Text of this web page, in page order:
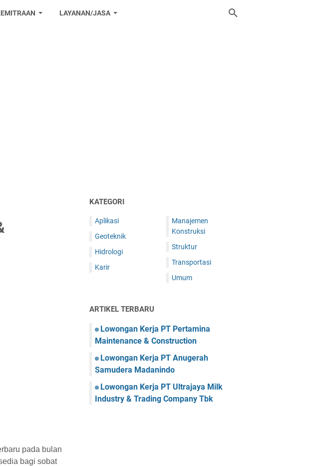
LAYANAN/JASA
pada bulan
bagi sobat
KATEGORI
Aplikasi
Geoteknik
Hidrologi
Karir
Manajemen
Konstruksi
Struktur
Transportasi
Umum
ARTIKEL TERBARU
Lowongan Kerja PT Pertamina
Maintenance & Construction
Lowongan Kerja PT Anugerah
Samudera Madanindo
Lowongan Kerja PT Ultrajaya Milk
Industry & Trading Company Tbk